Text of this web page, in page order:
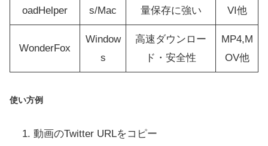
oadHelper
s/Mac
量保存に強い
VI他
WonderFox
Window
s
高速ダウンロー
ド・安全性
MP4,M
OV他
使い方例
動画のTwitter URLをコピー